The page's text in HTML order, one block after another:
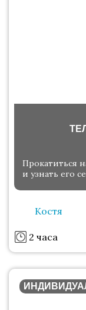
Прокатиться
и узнать его
Костя
2 часа